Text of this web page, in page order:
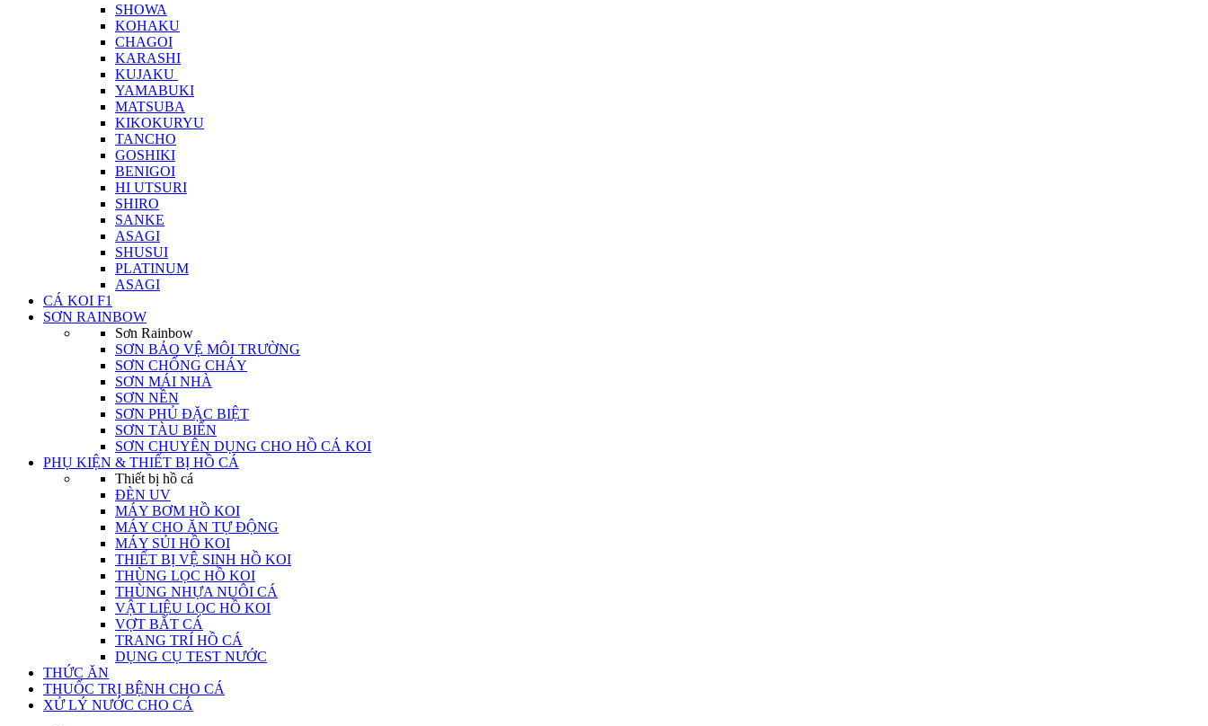
SHOWA
KOHAKU
CHAGOI
KARASHI
KUJAKU
YAMABUKI
MATSUBA
KIKOKURYU
TANCHO
GOSHIKI
BENIGOI
HI UTSURI
SHIRO
SANKE
ASAGI
SHUSUI
PLATINUM
ASAGI
CÁ KOI F1
SƠN RAINBOW
Sơn Rainbow
SƠN BẢO VỆ MÔI TRƯỜNG
SƠN CHỐNG CHÁY
SƠN MÁI NHÀ
SƠN NỀN
SƠN PHỦ ĐẶC BIỆT
SƠN TÀU BIỂN
SƠN CHUYÊN DỤNG CHO HỒ CÁ KOI
PHỤ KIỆN & THIẾT BỊ HỒ CÁ
Thiết bị hồ cá
ĐÈN UV
MÁY BƠM HỒ KOI
MÁY CHO ĂN TỰ ĐỘNG
MÁY SỦI HỒ KOI
THIẾT BỊ VỆ SINH HỒ KOI
THÙNG LỌC HỒ KOI
THÙNG NHỰA NUÔI CÁ
VẬT LIỆU LỌC HỒ KOI
VỢT BẮT CÁ
TRANG TRÍ HỒ CÁ
DỤNG CỤ TEST NƯỚC
THỨC ĂN
THUỐC TRỊ BỆNH CHO CÁ
XỬ LÝ NƯỚC CHO CÁ